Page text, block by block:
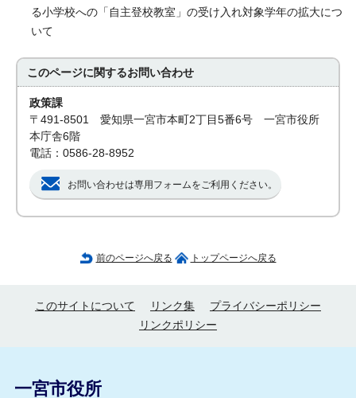
る小学校への「自主登校教室」の受け入れ対象学年の拡大につ
いて
このページに関するお問い合わせ
政策課
〒491-8501 愛知県一宮市本町2丁目5番6号 一宮市役所
本庁舎6階
電話：0586-28-8952
お問い合わせは専用フォームをご利用ください。
前のページへ戻る トップページへ戻る
このサイトについて リンク集
プライバシーポリシー
リンクポリシー
一宮市役所